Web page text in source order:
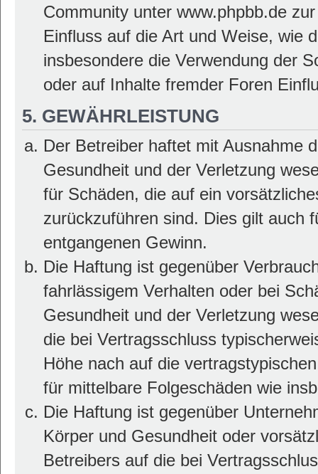
Community unter www.phpbb.de
Einfluss auf die Art und Weise, wie
insbesondere die Verwendung der
oder auf Inhalte fremder Foren
5. GEWÄHRLEISTUNG
Der Betreiber haftet mit Ausnahme
Gesundheit und der Verletzung
für Schäden, die auf ein
zurückzuführen sind. Dies gilt auch
entgangenen Gewinn.
Die Haftung ist gegenüber
fahrlässigem Verhalten oder bei
Gesundheit und der Verletzung
die bei Vertragsschluss
Höhe nach auf die
für mittelbare Folgeschäden wie
Die Haftung ist gegenüber
Körper und Gesundheit oder
Betreibers auf die bei